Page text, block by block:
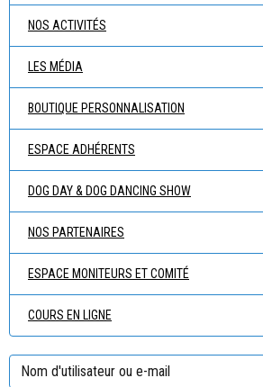
NOS ACTIVITÉS
LES MÉDIA
BOUTIQUE PERSONNALISATION
ESPACE ADHÉRENTS
DOG DAY & DOG DANCING SHOW
NOS PARTENAIRES
ESPACE MONITEURS ET COMITÉ
COURS EN LIGNE